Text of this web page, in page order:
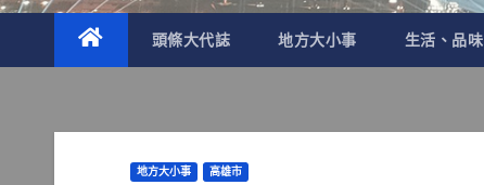
頭條大代誌 地方大小事 生活、品味
地方大小事 高雄市